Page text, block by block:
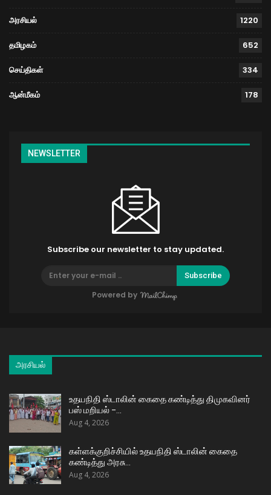
அரசியல் 1220
தமிழகம் 652
செய்திகள் 334
ஆன்மீகம் 178
NEWSLETTER
Subscribe our newsletter to stay updated.
Subscribe
Powered by
அரசியல்
உதயநிதி ஸ்டாலின் கைதை கண்டித்து திமுகவினர்
பஸ் மறியல் –…
Aug 4, 2026
கள்ளக்குறிச்சியில் உதயநிதி ஸ்டாலின் கைதை
கண்டித்து அரசு…
Aug 4, 2026